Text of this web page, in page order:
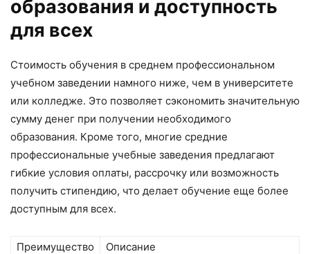
образования и доступность
для всех
Стоимость обучения в среднем профессиональном
учебном заведении намного ниже, чем в университете
или колледже. Это позволяет сэкономить значительную
сумму денег при получении необходимого
образования. Кроме того, многие средние
профессиональные учебные заведения предлагают
гибкие условия оплаты, рассрочку или возможность
получить стипендию, что делает обучение еще более
доступным для всех.
Преимущество Описание